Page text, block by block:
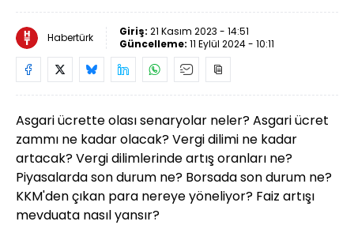
Habertürk Giriş: 21 Kasım 2023 - 14:51
Güncelleme: 11 Eylül 2024 - 10:11
Asgari ücrette olası senaryolar neler? Asgari ücret
zammı ne kadar olacak? Vergi dilimi ne kadar
artacak? Vergi dilimlerinde artış oranları ne?
Piyasalarda son durum ne? Borsada son durum ne?
KKM'den çıkan para nereye yöneliyor? Faiz artışı
mevduata nasıl yansır?